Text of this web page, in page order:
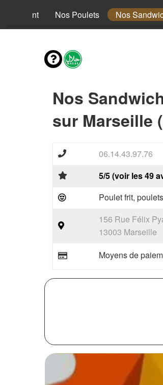
Enfant Nos Poulets Nos
Nos
sur Marseille
06.14.43.97.76
5/5 (voir les 49
Poulet frit,
156 Rue Félix
13003 Marseille
Moyens de